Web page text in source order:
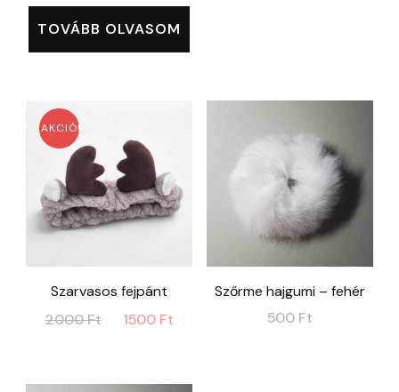
TOVÁBB OLVASOM
AKCIÓ!
Szarvasos fejpánt
2000Ft
Original
1500 Ft
Szőrme hajgumi – fehér
500 Ft